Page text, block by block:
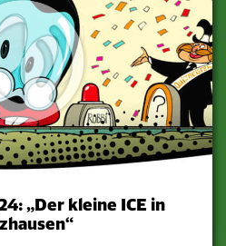
„Der kleine ICE in